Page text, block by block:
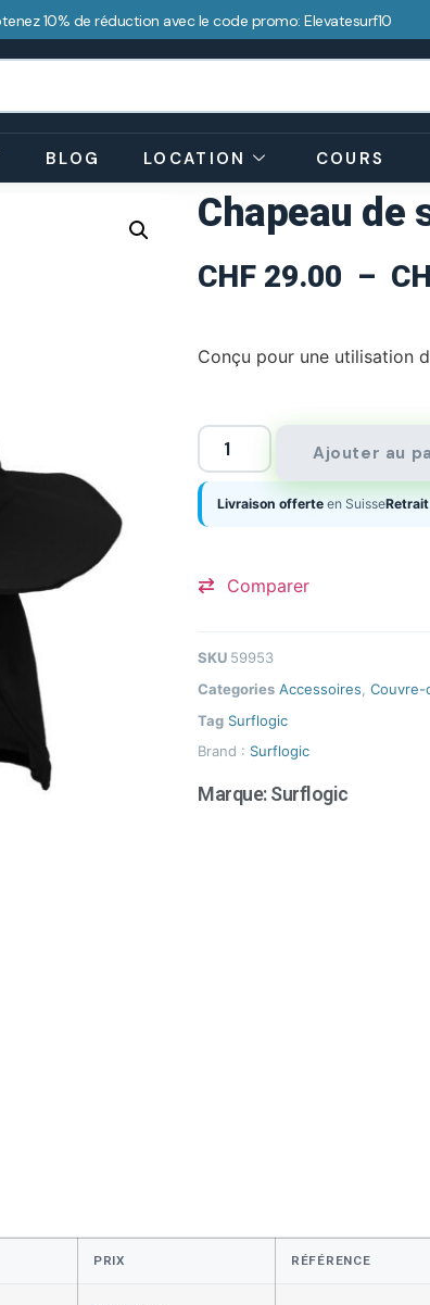
10% de réduction avec le code promo: Elevatesurf10
BLOG LOCATION COURS
Chapeau de
CHF 29.00 –
Conçu pour une utilisation
Ajouter au
Livraison offerte en SuisseRetrait
Comparer
SKU 59953
Categories Accessoires Couvre-
Tag Surflogic
Brand : Surflogic
Marque:Surflogic
PRIX RÉFÉRENCE